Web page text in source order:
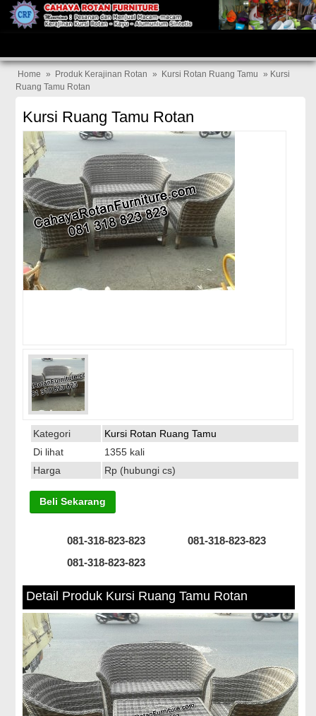
Home » Produk Kerajinan Rotan » Kursi Rotan Ruang Tamu » Kursi
Ruang Tamu Rotan
Kursi Ruang Tamu Rotan
Kategori
Kursi Rotan Ruang Tamu
Di lihat
1355 kali
Harga
Rp (hubungi cs)
Beli Sekarang
081-318-823-823
081-318-823-823
081-318-823-823
Detail Produk Kursi Ruang Tamu Rotan